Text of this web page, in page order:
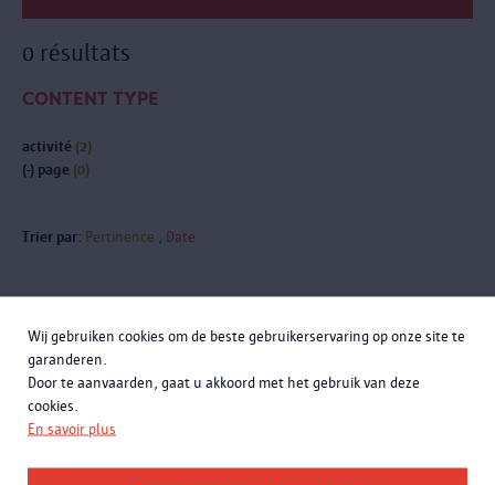
Wij gebruiken cookies om de beste gebruikerservaring op onze site te
garanderen.
Door te aanvaarden, gaat u akkoord met het gebruik van deze
cookies.
En savoir plus
0 résultats
CONTENT TYPE
activité (2)
(-) page (0)
Trier par: Pertinence Date
Inscrivez-vous à la newsletter